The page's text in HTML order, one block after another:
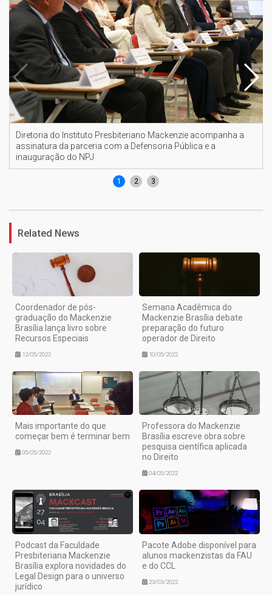
Diretoria do Instituto Presbiteriano Mackenzie acompanha a
assinatura da parceria com a Defensoria Pública e a
inauguração do NPJ
1 2 3
Related News
Coordenador de pós-
graduação do Mackenzie
Brasília lança livro sobre
Recursos Especiais
12/05/2022
Semana Acadêmica do
Mackenzie Brasília debate
preparação do futuro
operador de Direito
10/05/2022
Mais importante do que
começar bem é terminar bem
05/05/2022
Professora do Mackenzie
Brasília escreve obra sobre
pesquisa científica aplicada
no Direito
04/05/2022
Podcast da Faculdade
Presbiteriana Mackenzie
Brasília explora novidades do
Legal Design para o universo
jurídico
Pacote Adobe disponível para
alunos mackenzistas da FAU
e do CCL
23/03/2022